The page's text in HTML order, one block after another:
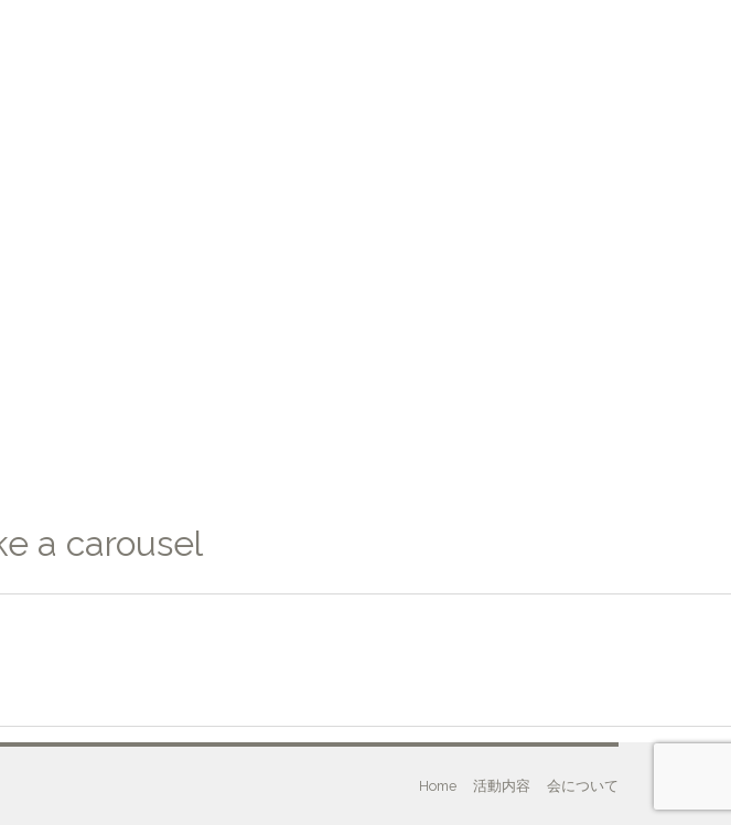
a carousel
Home 活動内容 会について